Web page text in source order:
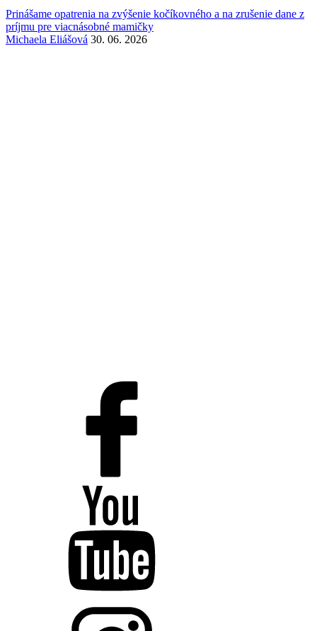
Prinášame opatrenia na zvýšenie kočíkovného a na zrušenie dane z
príjmu pre viacnásobné mamičky
Michaela Eliášová 30. 06. 2026